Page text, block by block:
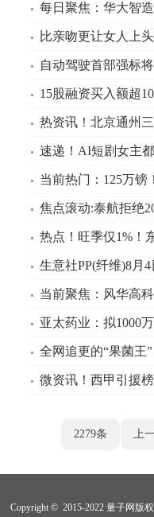
每日聚焦：华大智造：经测算，公
比亲吻更让女人上
自动驾驶首部强标将打
15股融资买入额超10亿元，包括中际
热资讯！北京通州
速递！AI短剧女主
当前热门：125万镑！巴萨为这
焦点滚动:泰航拒绝20多名中国乘客登机，行李被强行
热点！旺季仅1%！
生意社PP(纤维)8月4日均差为
当前聚焦：风华高科振幅
亚太药业：拟1000
全网追更的“果菌王
微资讯！西甲引援榜top10：
2279条 上
Copyright © 2015-2022 量子网版